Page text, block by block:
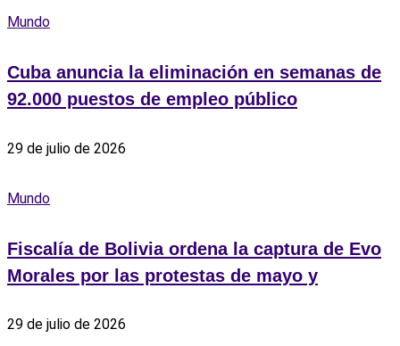
Mundo
Cuba anuncia la eliminación en semanas de
92.000 puestos de empleo público
29 de julio de 2026
Mundo
Fiscalía de Bolivia ordena la captura de Evo
Morales por las protestas de mayo y
29 de julio de 2026